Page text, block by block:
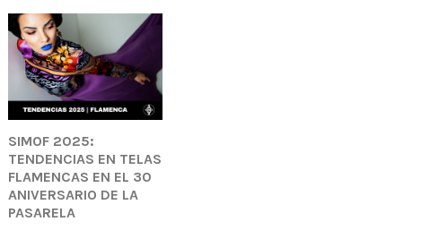
SIMOF 2025:
TENDENCIAS EN TELAS
FLAMENCAS EN EL 30
ANIVERSARIO DE LA
PASARELA